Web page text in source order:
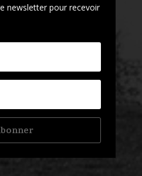
newsletter pour recevoir